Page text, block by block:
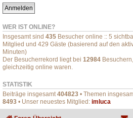
WER IST ONLINE?
Insgesamt sind 435 Besucher online :: 5
Mitglied und 429 Gäste (basierend auf den
Minuten)
Der Besucherrekord liegt bei 12984
gleichzeitig online waren.
STATISTIK
Beiträge insgesamt404823 • Themen
8493 • Unser neuestes Mitglied: imluca